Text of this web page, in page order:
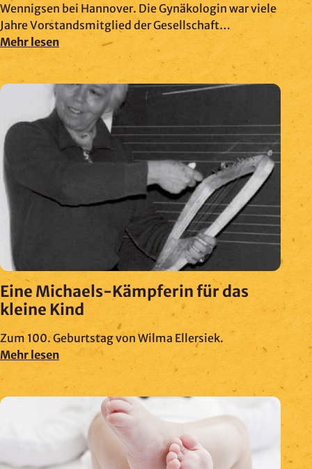
Wennigsen bei Hannover. Die Gynäkologin war viele
Jahre Vorstandsmitglied der Gesellschaft…
Mehr lesen
Eine Michaels-Kämpferin für das
kleine Kind
Zum 100. Geburtstag von Wilma Ellersiek.
Mehr lesen